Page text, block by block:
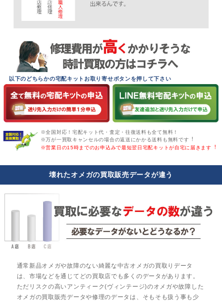
以下のどちらかの宅配キットお取り寄せボタンを押して下さい
※全国対応！宅配キット代・査定・往復送料も全て無料！
※万が一買取キャンセルの場合の返送にかかる送料も無料です︕
※営業日の15時までのお申込みで最短翌日宅配キットが自宅に届きます︕
壊れたオメガの買取販売データが違う
通常新品オメガや故障のない綺麗な中古オメガの買取りデータ
は、市場などを通じてどの買取店でも多くのデータがあります。
ただリスクの高いアンティーク(ヴィンテージ)のオメガや故障した
オメガの買取販売データや修理のデータは、そもそも扱う事も少